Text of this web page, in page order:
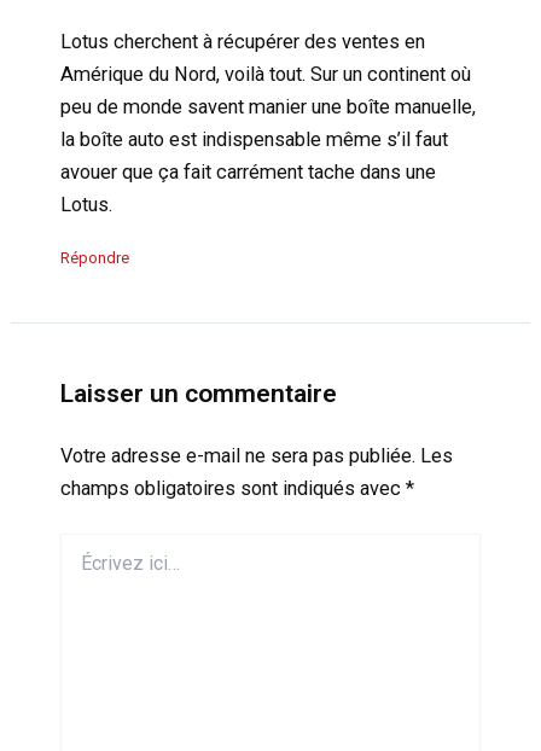
Lotus cherchent à récupérer des ventes en
Amérique du Nord, voilà tout. Sur un continent où
peu de monde savent manier une boîte manuelle,
la boîte auto est indispensable même s’il faut
avouer que ça fait carrément tache dans une
Lotus.
Répondre
Laisser un commentaire
Votre adresse e-mail ne sera pas publiée. Les
champs obligatoires sont indiqués avec *
ici…